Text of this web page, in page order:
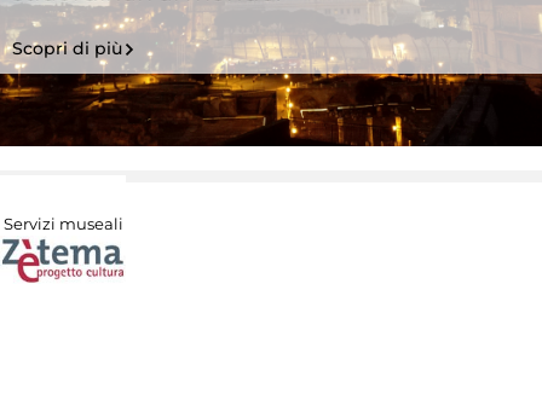
Scopri di più
Servizi museali